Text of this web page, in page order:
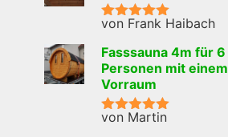
Bewertet mit
von Frank Haibach
Fasssauna 4m für 6
Personen mit einem
Vorraum
Bewertet mit
von Martin